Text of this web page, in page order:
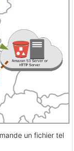
un fichier tel